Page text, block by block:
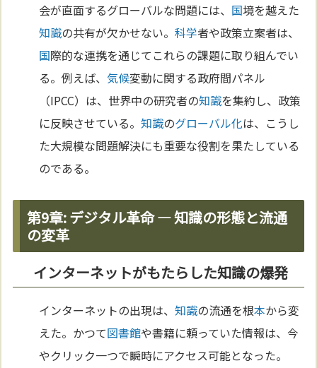
会が直面するグローバルな問題には、 国境を越えた
知識の共有が欠かせない。科学者や政策立案者は、
国際的な連携を通じてこれらの課題に取り組んでい
る。例えば、気候変動に関する政府間パネル
（IPCC）は、世界中の研究者の知識を集約し、政策
に反映させている。知識のグローバル化は、こうし
た大規模な問題解決にも重要な役割を果たしている
のである。
第9章: デジタル革命 — 知識の形態と流通
の変革
インターネットがもたらした知識の爆発
インターネットの出現は、知識の流通を根本から変
えた。かつて図書館や書籍に頼っていた情報は、今
やクリック一つで瞬時にアクセス可能となった。